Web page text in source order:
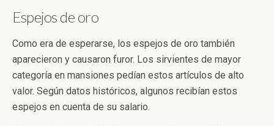
Espejos de oro
Como era de esperarse, los espejos de oro también
aparecieron y causaron furor. Los sirvientes de mayor
categoría en mansiones pedían estos artículos de alto
valor. Según datos históricos, algunos recibían estos
espejos en cuenta de su salario.